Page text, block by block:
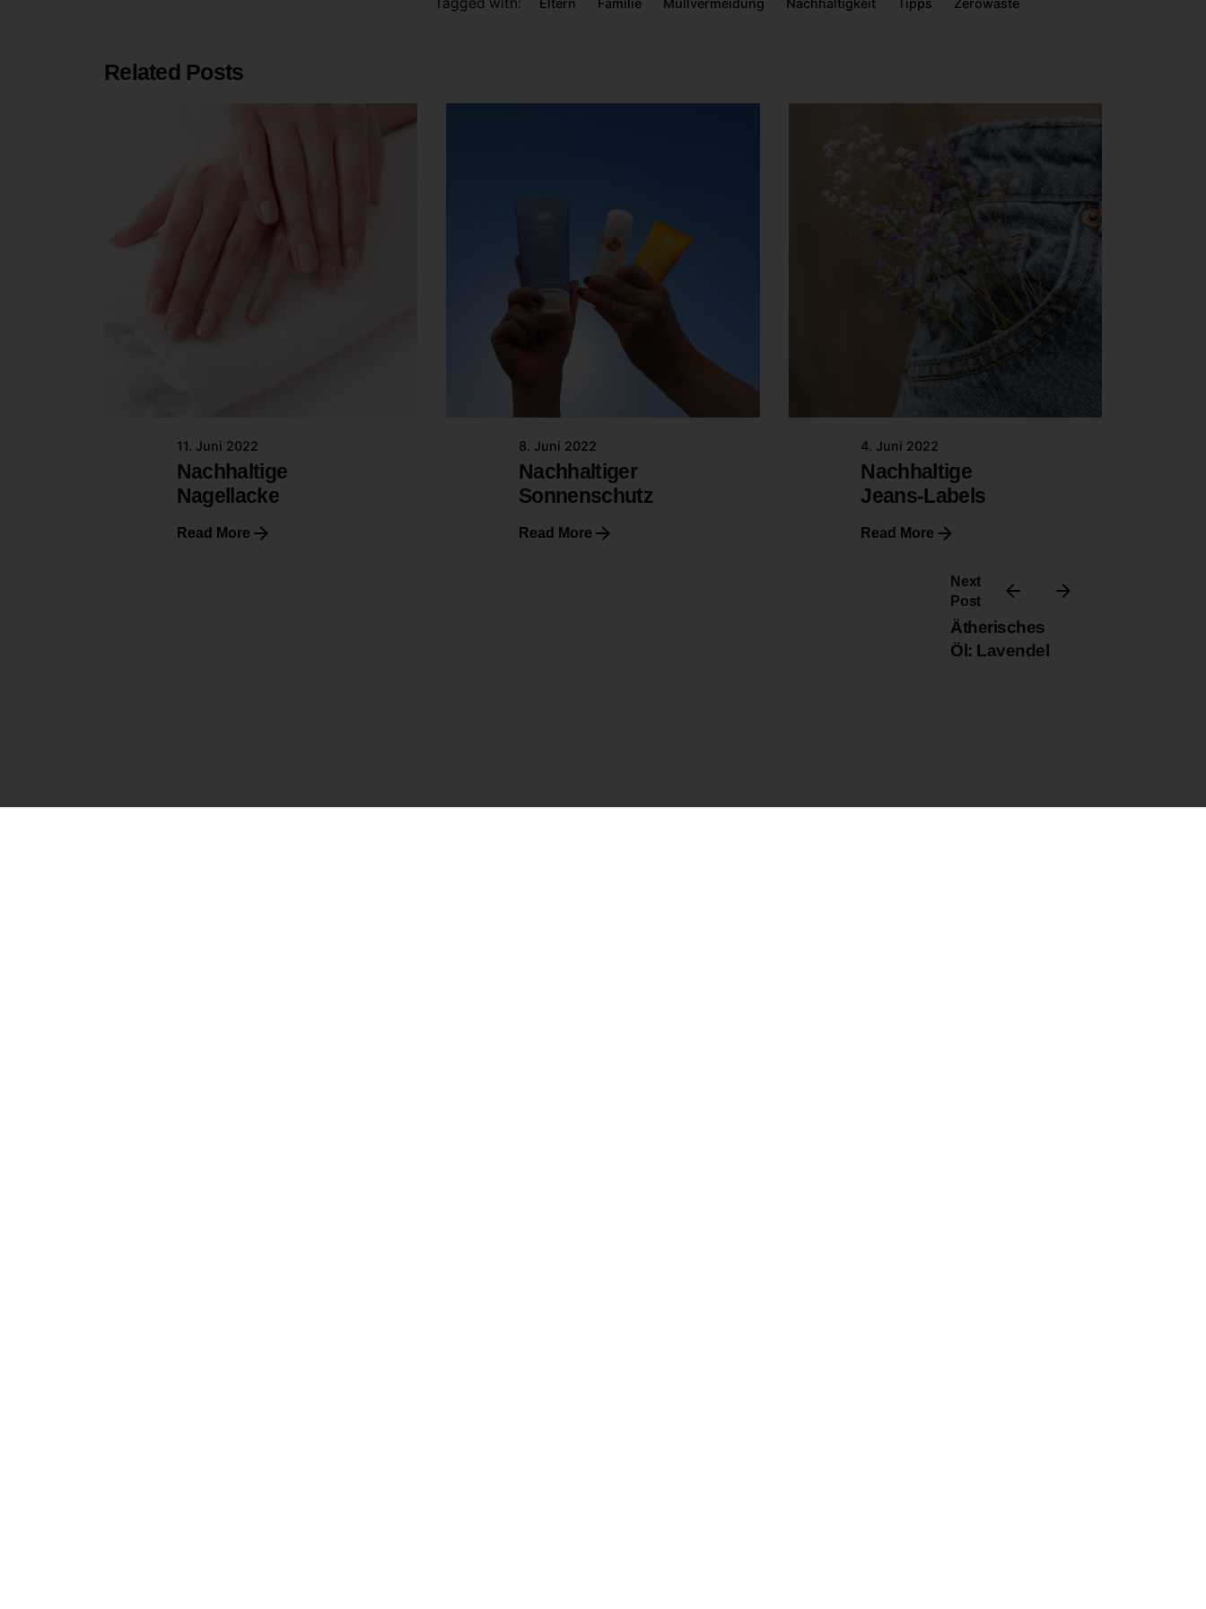
Eltern Familie Müllvermeidung Nachhaltigkeit Tipps Zerowaste
Next
Post
Ätherisches
Öl: Lavendel
Related Posts
11. Juni 2022
Nachhaltige
Nagellacke
Read More
8. Juni 2022
Nachhaltiger
Sonnenschutz
Read More
4. Juni 2022
Nachhaltige
Jeans-Labels
Read More